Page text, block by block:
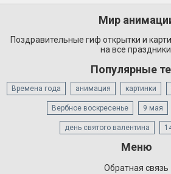
Мир
Поздравительные гиф открытки и
на все
Популярные
Времена года анимация картинки
Вербное воскресенье 9 мая
день святого валентина
Меню
Обратная связь